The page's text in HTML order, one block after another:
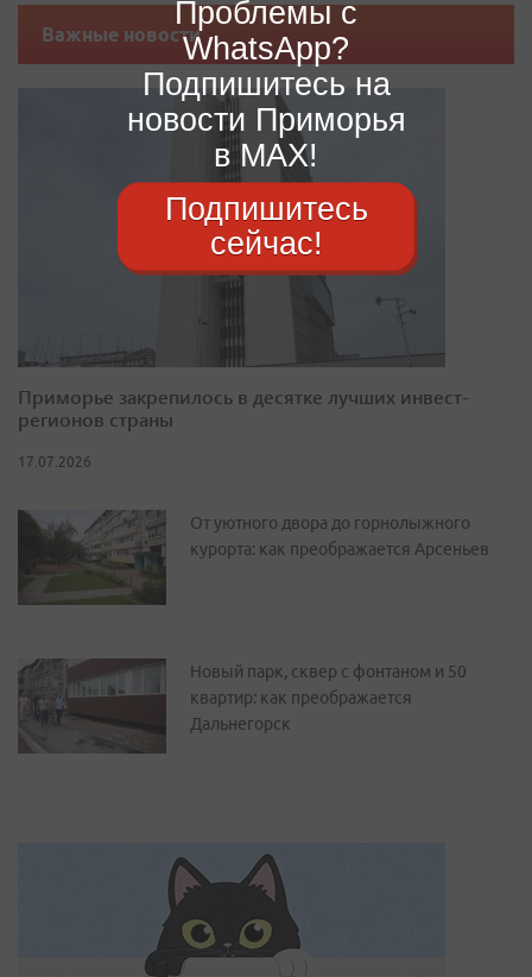
Важные новости
Приморье закрепилось в десятке лучших инвест-
регионов страны
17.07.2026
От уютного двора до горнолыжного
курорта: как преображается Арсеньев
Новый парк, сквер с фонтаном и 50
квартир: как преображается
Дальнегорск
Проблемы с
WhatsApp?
Подпишитесь на
новости Приморья
в MAX!
Подпишитесь
сейчас!